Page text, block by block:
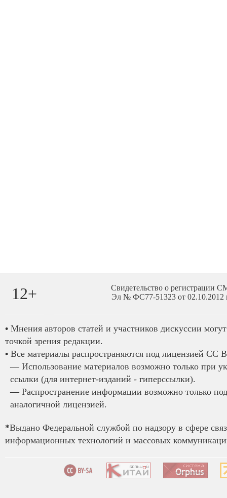
12+
Свидетельство о регистрации
Эл № ФС77-51323 от 02.10.2012
• Мнения авторов статей и участников дискуссии
точкой зрения редакции.
• Все материалы распространяются под лицензией CC
—Использование материалов возможно только при
ссылки (для интернет-изданий - гиперссылки).
—Распространение информации возможно только
аналогичной лицензией.
*Выдано Федеральной службой по надзору в сфере
информационных технологий и массовых